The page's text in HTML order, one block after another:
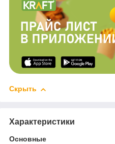
Скрыть
Характеристики
Основные